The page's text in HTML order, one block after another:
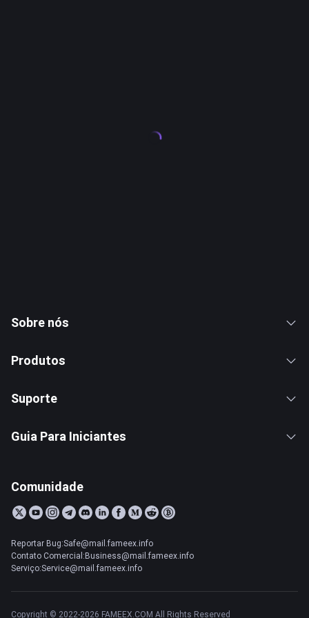
Sobre nós
Produtos
Suporte
Guia Para Iniciantes
Comunidade
Reportar Bug:Safe@mail.fameex.info
Contato Comercial:Business@mail.fameex.info
Serviço:Service@mail.fameex.info
Copyright © 2022-2026 FAMEEX.COM All Rights Reserved